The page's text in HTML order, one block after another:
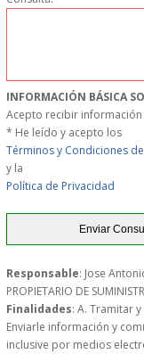
PERSONAL
LIMPIEZA
MAQUINARIA DE
ELABORACI�N
MAQUINARIA
INFORMACIÓN BÁSICA
Acepto recibir
* He leído y acepto los
Términos y Condiciones
y la
Política de Privacidad
Responsable: Jose
PROPIETARIO DE
Finalidades: A. Tramitar
Enviarle información y
inclusive por medios